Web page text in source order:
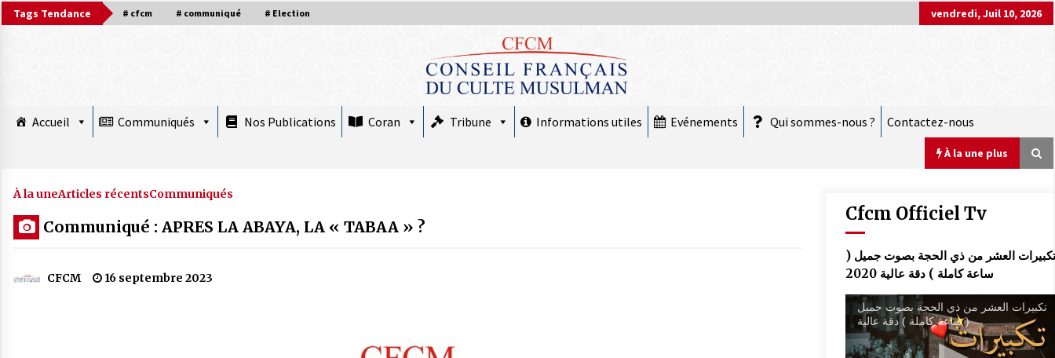
Skip
to
Tags Tendance # cfcm # communiqué # Election vendredi, Juil 10, 2026
Accueil Communiqués Nos Publications Coran Tribune Informations utiles Evénements Qui sommes-nous ? Contactez-nous
À la une plus
À la une plus
15 juin 2026
est le jour de l’Aïd El Fitr
10 mars 2026
COMMUNIQUÉ :
28 novembre 2025
À la uneArticles récentsCommuniqués
Communiqué : APRES LA ABAYA, LA « TABAA » ?
CFCM 16 septembre 2023
Cfcm Officiel Tv
تكبيرات العشر من ذي الحجة بصوت جميل (
ساعة كاملة ) دقة عالية 2020
تكبيرات العشر من ذي الحجة بصوت جميل
( ساعة كاملة ) دقة عالية